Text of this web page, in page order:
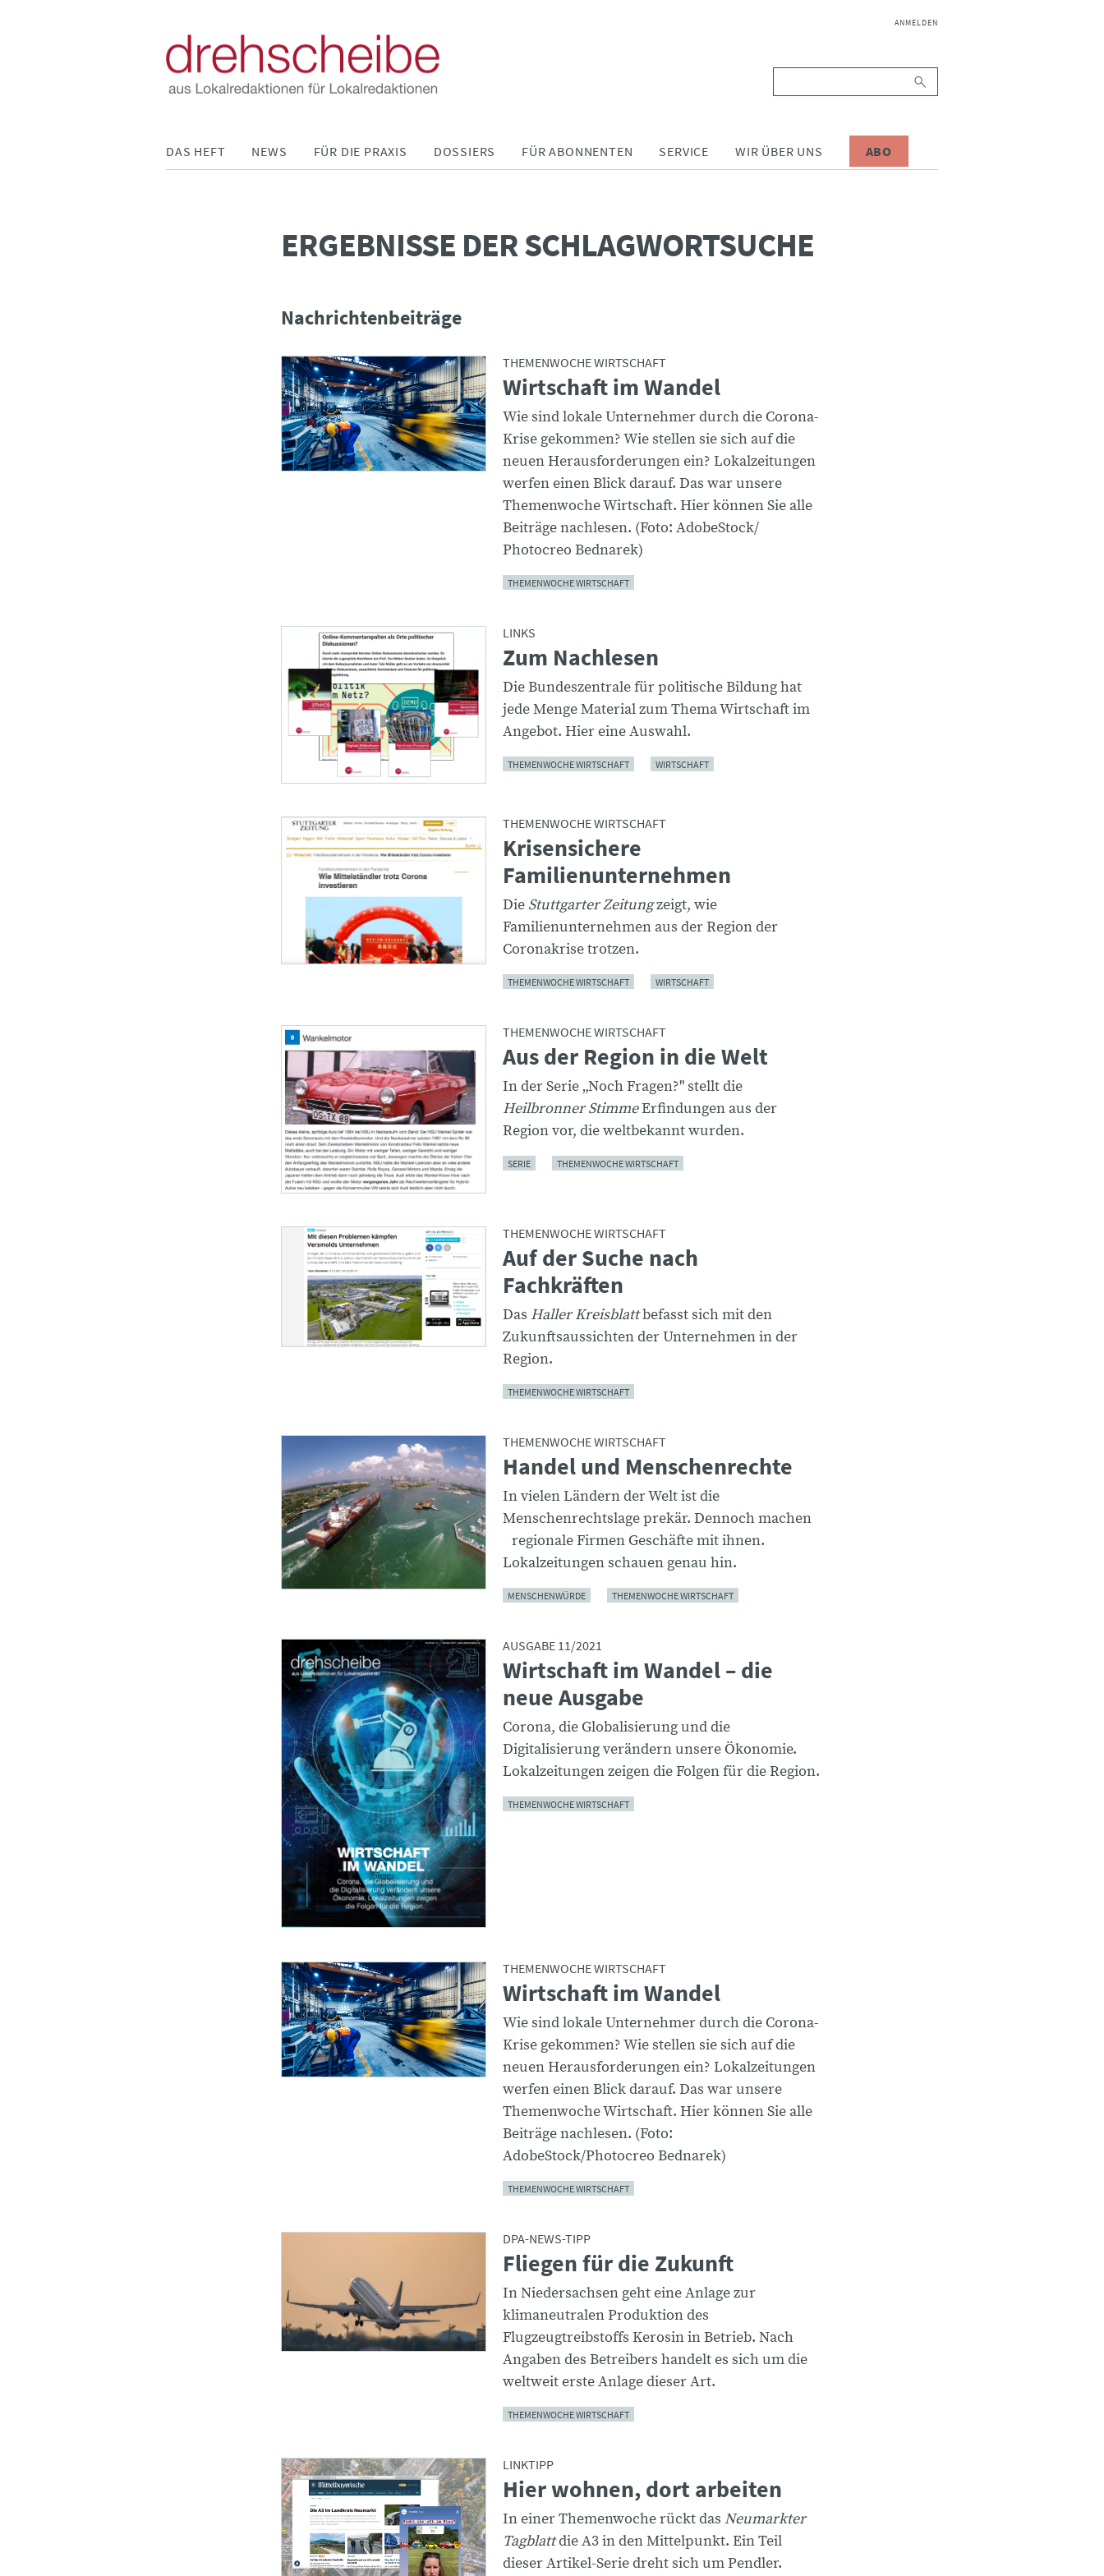
NAVIGATION
ANMELDEN
DAS HEFT NEWS FÜR DIE PRAXIS DOSSIERS FÜR ABONNENTEN SERVICE WIR ÜBER UNS ABO
­ERGEBNISSE DER SCHLAGWORTSUCHE
Nachrichtenbeiträge
THEMENWOCHE WIRTSCHAFT
Wirtschaft im Wandel
Wie sind lokale Unternehmer durch die Corona-
Krise gekommen? Wie stellen sie sich auf die
neuen Herausforderungen ein? Lokalzeitungen
werfen einen Blick darauf. Das war unsere
Themenwoche Wirtschaft. Hier können Sie alle
Beiträge nachlesen. (Foto: AdobeStock/
Photocreo Bednarek)
THEMENWOCHE WIRTSCHAFT
LINKS
Zum Nachlesen
Die Bundeszentrale für politische Bildung hat
jede Menge Material zum Thema Wirtschaft im
Angebot. Hier eine Auswahl.
THEMENWOCHE WIRTSCHAFT WIRTSCHAFT
THEMENWOCHE WIRTSCHAFT
Krisensichere
Familienunternehmen
Die Stuttgarter Zeitungzeigt, wie
Familienunternehmen aus der Region der
Coronakrise trotzen.
THEMENWOCHE WIRTSCHAFT WIRTSCHAFT
THEMENWOCHE WIRTSCHAFT
Aus der Region in die Welt
In der Serie „Noch Fragen?" stellt die
Heilbronner StimmeErfindungen aus der
Region vor, die weltbekannt wurden.
SERIE THEMENWOCHE WIRTSCHAFT
THEMENWOCHE WIRTSCHAFT
Auf der Suche nach
Fachkräften
Das Haller Kreisblattbefasst sich mit den
Zukunftsaussichten der Unternehmen in der
Region.
THEMENWOCHE WIRTSCHAFT
THEMENWOCHE WIRTSCHAFT
Handel und Menschenrechte
In vielen Ländern der Welt ist die
Menschenrechtslage prekär. Dennoch machen
regionale Firmen Geschäfte mit ihnen.
Lokalzeitungen schauen genau hin.
MENSCHENWÜRDE THEMENWOCHE WIRTSCHAFT
AUSGABE 11/2021
Wirtschaft im Wandel – die
neue Ausgabe
Corona, die Globalisierung und die
Digitalisierung verändern unsere Ökonomie.
Lokalzeitungen zeigen die Folgen für die Region.
THEMENWOCHE WIRTSCHAFT
THEMENWOCHE WIRTSCHAFT
Wirtschaft im Wandel
Wie sind lokale Unternehmer durch die Corona-
Krise gekommen? Wie stellen sie sich auf die
neuen Herausforderungen ein? Lokalzeitungen
werfen einen Blick darauf. Das war unsere
Themenwoche Wirtschaft. Hier können Sie alle
Beiträge nachlesen. (Foto:
AdobeStock/Photocreo Bednarek)
THEMENWOCHE WIRTSCHAFT
DPA-NEWS-TIPP
Fliegen für die Zukunft
In Niedersachsen geht eine Anlage zur
klimaneutralen Produktion des
Flugzeugtreibstoffs Kerosin in Betrieb. Nach
Angaben des Betreibers handelt es sich um die
weltweit erste Anlage dieser Art.
THEMENWOCHE WIRTSCHAFT
LINKTIPP
Hier wohnen, dort arbeiten
In einer Themenwoche rückt das Neumarkter
Tagblattdie A3 in den Mittelpunkt. Ein Teil
dieser Artikel-Serie dreht sich um Pendler.